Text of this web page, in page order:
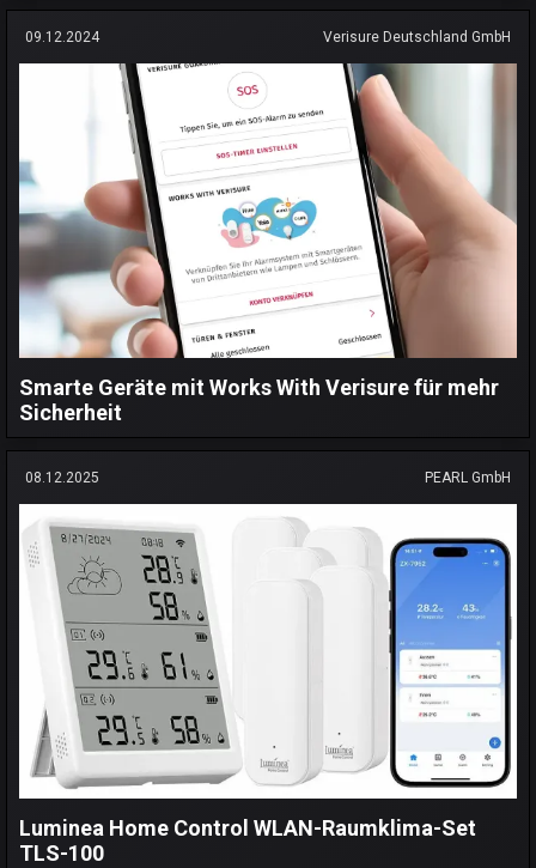
09.12.2024 Verisure Deutschland GmbH
Smarte Geräte mit Works With Verisure für mehr
Sicherheit
08.12.2025 PEARL GmbH
Luminea Home Control WLAN-Raumklima-Set
TLS-100